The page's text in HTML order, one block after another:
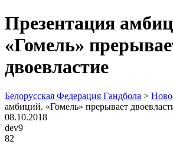
Презентация
«Гомель»
двоевластие
Белорусская Федерация Гандбола >
амбиций. «Гомель» прерывает
08.10.2018
dev9
82